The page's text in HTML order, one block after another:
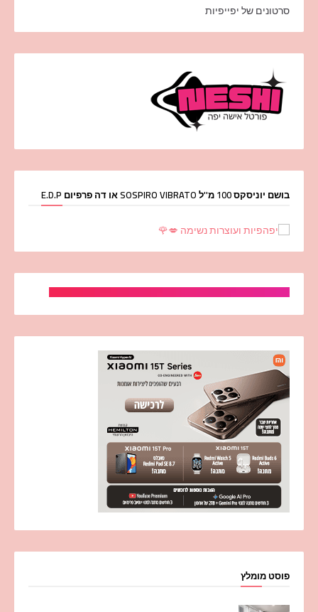
סרטונים של יפייפיות
בושם יוניסקס 100 מ''ל SOSPIRO VIBRATO או דה פרפיום E.D.P
פוסט מומלץ